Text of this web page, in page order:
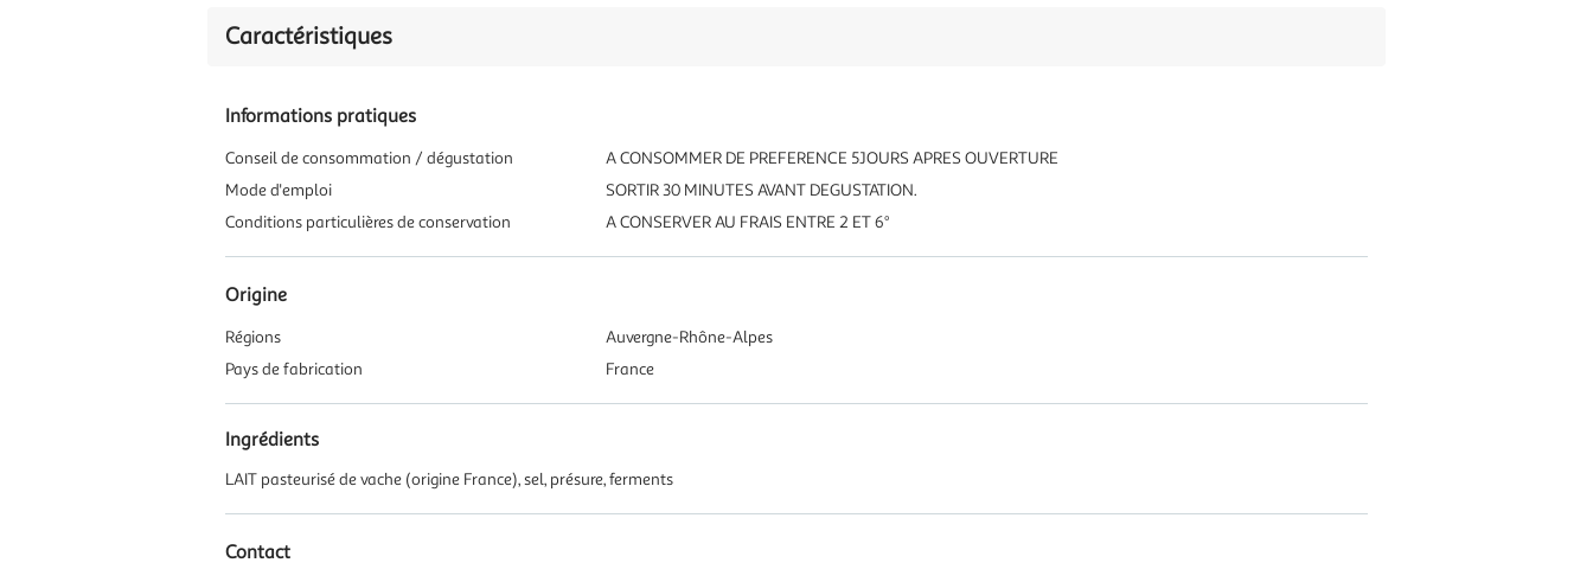
Caractéristiques
Informations pratiques
Conseil de consommation / dégustation
A CONSOMMER DE PREFERENCE 5JOURS APRES OUVERTURE
Mode d'emploi
SORTIR 30 MINUTES AVANT DEGUSTATION.
Conditions particulières de conservation
A CONSERVER AU FRAIS ENTRE 2 ET 6°
Origine
Régions
Auvergne-Rhône-Alpes
Pays de fabrication
France
Ingrédients
LAIT pasteurisé de vache (origine France), sel, présure, ferments
Contact